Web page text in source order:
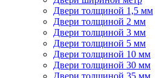
Двери толщиной 1,5 мм
Двери толщиной 2 мм
Двери толщиной 3 мм
Двери толщиной 5 мм
Двери толщиной 10 мм
Двери толщиной 30 мм
Двери толщиной 35 мм